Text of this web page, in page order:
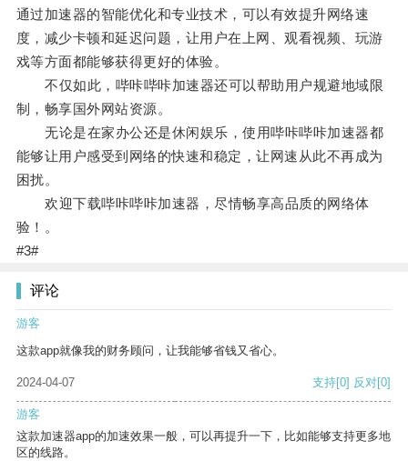
通过加速器的智能优化和专业技术，可以有效提升网络速
度，减少卡顿和延迟问题，让用户在上网、观看视频、玩游
戏等方面都能够获得更好的体验。
不仅如此，哔咔哔咔加速器还可以帮助用户规避地域限
制，畅享国外网站资源。
无论是在家办公还是休闲娱乐，使用哔咔哔咔加速器都
能够让用户感受到网络的快速和稳定，让网速从此不再成为
困扰。
欢迎下载哔咔哔咔加速器，尽情畅享高品质的网络体
验！。
#3#
评论
游客
这款app就像我的财务顾问，让我能够省钱又省心。
2024-04-07 支持[0] 反对[0]
游客
这款加速器app的加速效果一般，可以再提升一下，比如能够支持更多地
区的线路。